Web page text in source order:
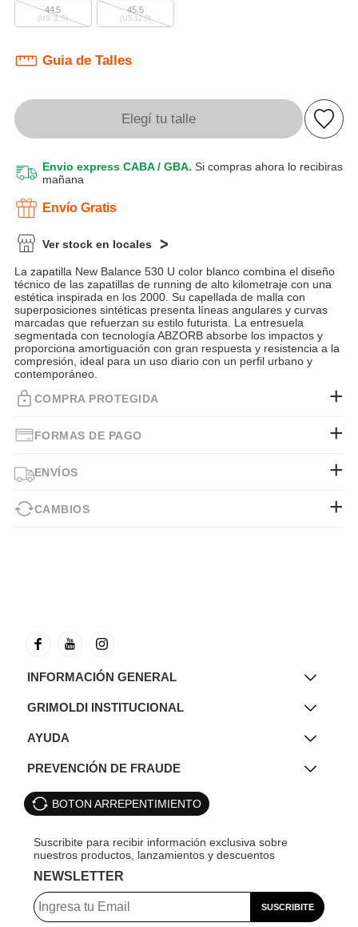
44.5
(US 11.5)
45.5
(US 12.0)
Guia de Talles
Elegí tu talle
Envio express CABA / GBA. Si compras ahora lo recibiras
mañana
Envío Gratis
Ver stock en locales
La zapatilla New Balance 530 U color blanco combina el diseño
técnico de las zapatillas de running de alto kilometraje con una
estética inspirada en los 2000. Su capellada de malla con
superposiciones sintéticas presenta líneas angulares y curvas
marcadas que refuerzan su estilo futurista. La entresuela
segmentada con tecnología ABZORB absorbe los impactos y
proporciona amortiguación con gran respuesta y resistencia a la
compresión, ideal para un uso diario con un perfil urbano y
contemporáneo.
COMPRA PROTEGIDA
FORMAS DE PAGO
ENVÍOS
CAMBIOS
INFORMACIÓN GENERAL
GRIMOLDI INSTITUCIONAL
AYUDA
PREVENCIÓN DE FRAUDE
BOTON ARREPENTIMIENTO
NEWSLETTER